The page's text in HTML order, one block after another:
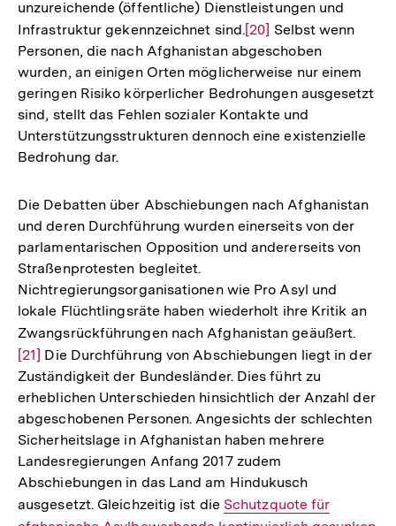
unzureichende (öffentliche) Dienstleistungen und
Infrastruktur gekennzeichnet sind.Zur
Auflösung
der
Fußnote
[20] Selbst wenn
Personen, die nach Afghanistan abgeschoben
wurden, an einigen Orten möglicherweise nur einem
geringen Risiko körperlicher Bedrohungen ausgesetzt
sind, stellt das Fehlen sozialer Kontakte und
Unterstützungsstrukturen dennoch eine existenzielle
Bedrohung dar.
Die Debatten über Abschiebungen nach Afghanistan
und deren Durchführung wurden einerseits von der
parlamentarischen Opposition und andererseits von
Straßenprotesten begleitet.
Nichtregierungsorganisationen wie Pro Asyl und
lokale Flüchtlingsräte haben wiederholt ihre Kritik an
Zwangsrückführungen nach Afghanistan geäußert.
[21] Die Durchführung von Abschiebungen liegt in der
Zuständigkeit der Bundesländer. Dies führt zu
erheblichen Unterschieden hinsichtlich der Anzahl der
abgeschobenen Personen. Angesichts der schlechten
Sicherheitslage in Afghanistan haben mehrere
Landesregierungen Anfang 2017 zudem
Abschiebungen in das Land am Hindukusch
ausgesetzt. Gleichzeitig ist die Interner
Schutzquote für